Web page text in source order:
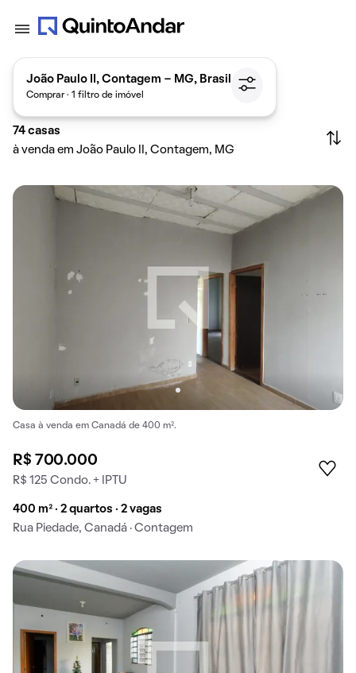
João Paulo II, Contagem - MG, Brasil
Comprar · 1 filtro de imóvel
74 casas
à venda em João Paulo II, Contagem, MG
Casa à venda em Canadá de 400 m².
R$ 700.000
R$ 125 Condo. + IPTU
400 m² · 2 quartos · 2 vagas
Rua Piedade, Canadá · Contagem